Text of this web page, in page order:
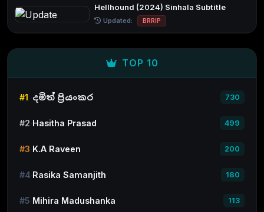
Hellhound (2024) Sinhala Subtitle
Updated: BRRIP
TOP 10
#1 දමිත් ප්‍රියංකර 730
#2 Hasitha Prasad 499
#3 K.A Raveen 200
#4 Rasika Samanjith 180
#5 Mihira Madushanka 113